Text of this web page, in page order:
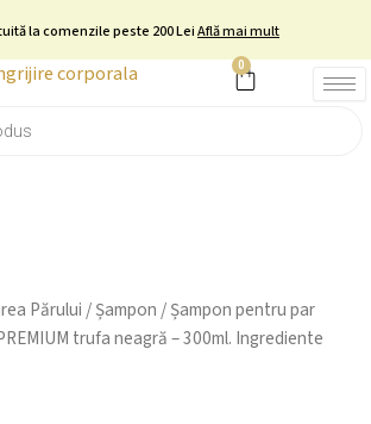
la comenzile peste 200 LeiAflă mai mult
0
Părului /Șampon / Șampon pentru par
trufa neagră – 300ml. Ingrediente